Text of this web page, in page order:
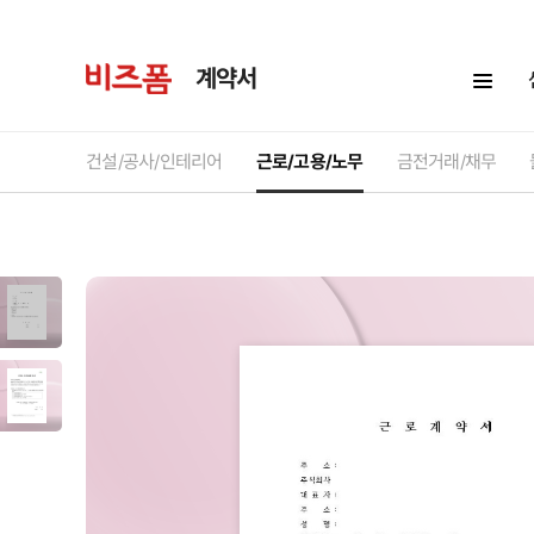
계약서
건설/공사/인테리어 근로/고용/노무 금전거래/채무